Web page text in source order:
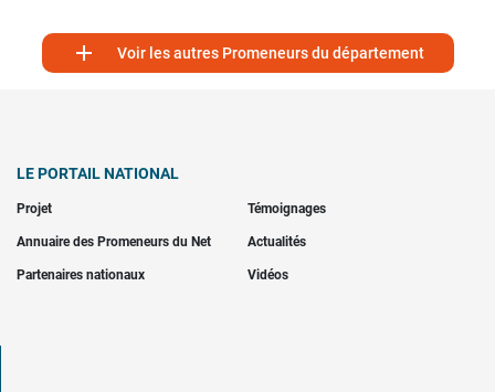
 Voir les autres Promeneurs du département
LE PORTAIL NATIONAL
Projet Témoignages
Annuaire des Promeneurs du Net Actualités
Partenaires nationaux Vidéos